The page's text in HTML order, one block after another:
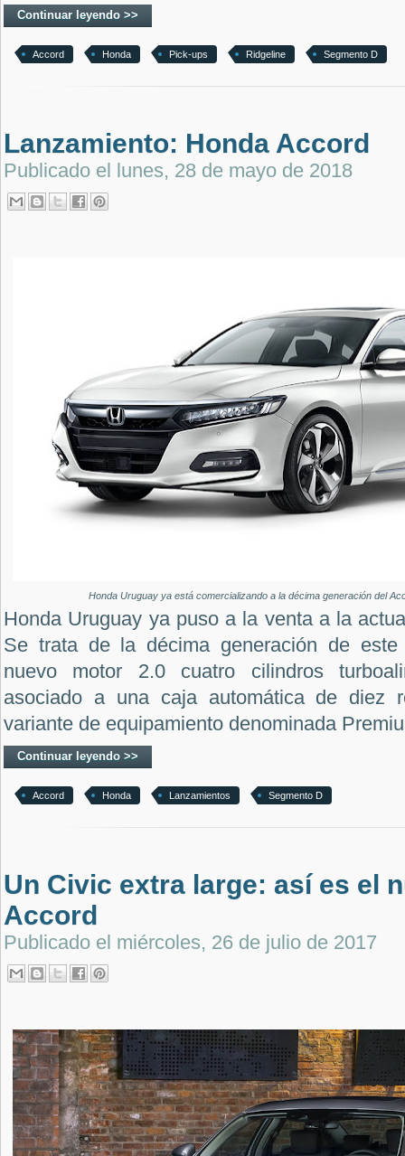
Continuar leyendo >>
Accord Honda Pick-ups Ridgeline Segmento D
Lanzamiento: Honda Accord
Publicado el lunes, 28 de mayo de 2018
Honda Uruguay ya está comercializando a la décima generación del
Honda Uruguay ya puso a la venta a la
Se trata de la décima generación de este
nuevo motor 2.0 cuatro cilindros
asociado a una caja automática de diez
variante de equipamiento denominada
Continuar leyendo >>
Accord Honda Lanzamientos Segmento D
Un Civic extra large: así es el
Accord
Publicado el miércoles, 26 de julio de 2017